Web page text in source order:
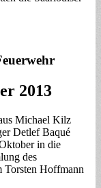
2013
Michael Kilz
Detlef Baqué
in die
des
Torsten Hoffmann